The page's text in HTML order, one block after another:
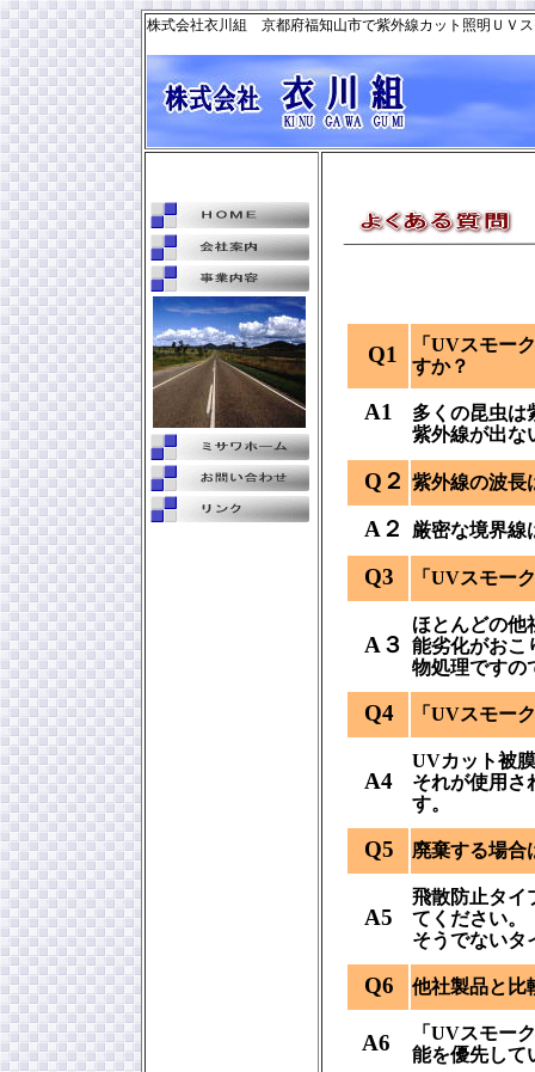
株式会社衣川組 京都府福知山市で紫外線カット照明ＵＶ
Q1
「UVスモー
すか？
A1
多くの昆虫は
紫外線が出な
Q２ 紫外線の波長
A２ 厳密な境界線
Q3 「UVスモー
A３
ほとんどの他
能劣化がおこ
物処理ですの
Q4 「UVスモー
A4
UVカット被
それが使用さ
す。
Q5 廃棄する場合
A5
飛散防止タイ
てください。
そうでないタ
Q6 他社製品と比
A6
「UVスモー
能を優先して